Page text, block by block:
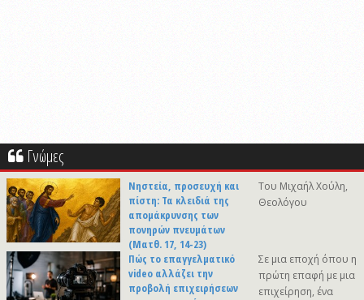
Γνώμες
Νηστεία, προσευχή και
πίστη: Τα κλειδιά της
απομάκρυνσης των
πονηρών πνευμάτων
(Ματθ. 17, 14-23)
Του Μιχαήλ Χούλη,
Θεολόγου
Πώς το επαγγελματικό
video αλλάζει την
προβολή επιχειρήσεων
Σε μια εποχή όπου η
πρώτη επαφή με μια
επιχείρηση, ένα